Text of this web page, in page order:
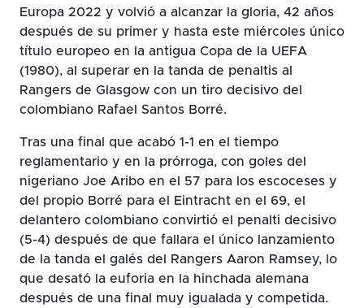
Europa 2022 y volvió a alcanzar la gloria, 42 años
después de su primer y hasta este miércoles único
título europeo en la antigua Copa de la UEFA
(1980), al superar en la tanda de penaltis al
Rangers de Glasgow con un tiro decisivo del
colombiano Rafael Santos Borré.
Tras una final que acabó 1-1 en el tiempo
reglamentario y en la prórroga, con goles del
nigeriano Joe Aribo en el 57 para los escoceses y
del propio Borré para el Eintracht en el 69, el
delantero colombiano convirtió el penalti decisivo
(5-4) después de que fallara el único lanzamiento
de la tanda el galés del Rangers Aaron Ramsey, lo
que desató la euforia en la hinchada alemana
después de una final muy igualada y competida.